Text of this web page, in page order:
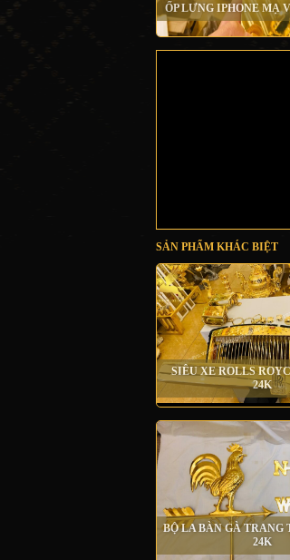
ỐP LƯNG IPHONE MẠ
SẢN PHẨM KHÁC BIỆT
SIÊU XE ROLLS
24K
BỘ LA BÀN GÀ TRANG
24K